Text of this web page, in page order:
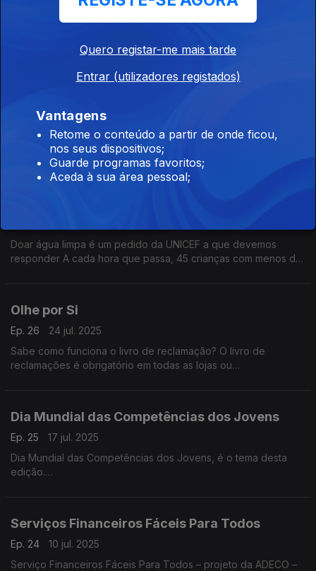
14 ago. 2025
Relatório da ONU apresenta situação actual dos ODS
Ep. 28
07 ago. 2025
Recusa de pagamento em numerário, notas e moedas, tem
crescido.
Doar água limpa é um pedido da UNICEF a que devemos
responder A cada hora que passa, 45 crianças com menos de
Olhe por Si
Ep. 26
24 jul. 2025
Sabe como funciona o livro de reclamação? O livro de
reclamações é obrigatório em todas as lojas ou
Dia Mundial das Competências dos Jovens
Ep. 25
17 jul. 2025
Dia Mundial das Competências dos Jovens, é o tema desta
edição.
representante da Deco explicada tudo na conversa com
Isabel Flora.
Serviços Financeiros Fáceis Para Todos
Ep. 24
10 jul. 2025
Serviço Financeiros Fáceis Para Todos – projeto da ADECO –
Quero registar-me mais tarde
Entrar (utilizadores registados)
Vantagens
Retome o conteúdo a partir de onde ficou,
nos seus dispositivos;
Guarde programas favoritos;
Aceda à sua área pessoal;